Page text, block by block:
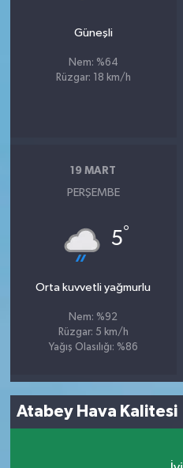
Güneşli
Nem: %64
Rüzgar: 18 km/h
19 MART
PERŞEMBE
5°
Orta kuvvetli yağmurlu
Nem: %92
Rüzgar: 5 km/h
Yağış Olasılığı: %86
Atabey Hava Kalitesi